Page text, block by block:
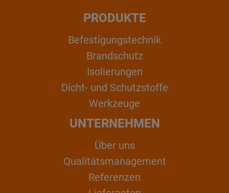
PRODUKTE
Befestigungstechnik
Brandschutz
Isolierungen
Dicht- und Schutzstoffe
Werkzeuge
UNTERNEHMEN
Über uns
Qualitätsmanagement
Referenzen